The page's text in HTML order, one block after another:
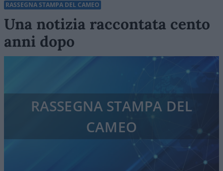
RASSEGNA STAMPA DEL CAMEO
Una notizia raccontata cento
anni dopo
RASSEGNA STAMPA DEL
CAMEO